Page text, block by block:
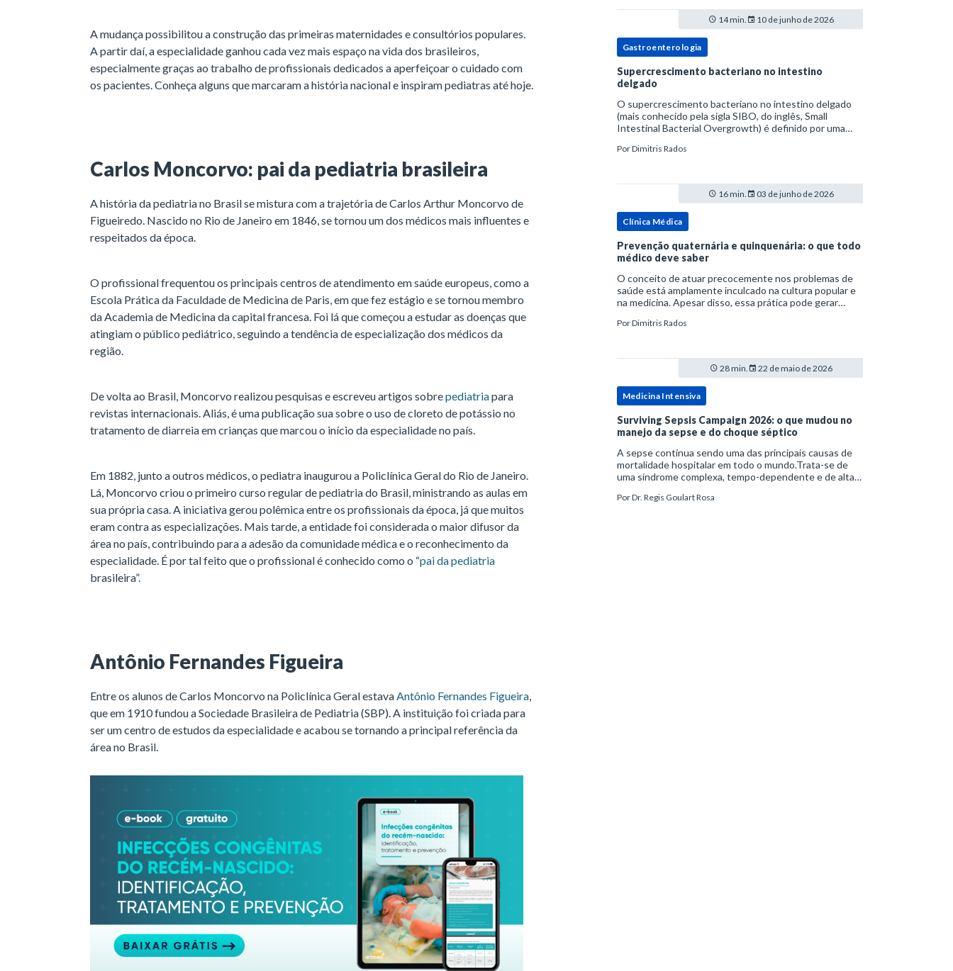
A mudança possibilitou a construção das primeiras maternidades e consultórios populares.
A partir daí, a especialidade ganhou cada vez mais espaço na vida dos brasileiros,
especialmente graças ao trabalho de profissionais dedicados a aperfeiçoar o cuidado com
os pacientes. Conheça alguns que marcaram a história nacional e inspiram pediatras até hoje.
Carlos Moncorvo: pai da pediatria brasileira
A história da pediatria no Brasil se mistura com a trajetória de Carlos Arthur Moncorvo de
Figueiredo. Nascido no Rio de Janeiro em 1846, se tornou um dos médicos mais influentes e
respeitados da época.
O profissional frequentou os principais centros de atendimento em saúde europeus, como a
Escola Prática da Faculdade de Medicina de Paris, em que fez estágio e se tornou membro
da Academia de Medicina da capital francesa. Foi lá que começou a estudar as doenças que
atingiam o público pediátrico, seguindo a tendência de especialização dos médicos da
região.
De volta ao Brasil, Moncorvo realizou pesquisas e escreveu artigos sobrepediatriapara
revistas internacionais. Aliás, é uma publicação sua sobre o uso de cloreto de potássio no
tratamento de diarreia em crianças que marcou o início da especialidade no país.
Em 1882, junto a outros médicos, o pediatra inaugurou a Policlínica Geral do Rio de Janeiro.
Lá, Moncorvo criou o primeiro curso regular de pediatria do Brasil, ministrando as aulas em
sua própria casa. A iniciativa gerou polêmica entre os profissionais da época, já que muitos
eram contra as especializações. Mais tarde, a entidade foi considerada o maior difusor da
área no país, contribuindo para a adesão da comunidade médica e o reconhecimento da
especialidade. É por tal feito que o profissional é conhecido como o “pai da pediatria
brasileira”.
Antônio Fernandes Figueira
Entre os alunos de Carlos Moncorvo na Policlínica Geral estavaAntônio Fernandes Figueira,
que em 1910 fundou a Sociedade Brasileira de Pediatria (SBP). A instituição foi criada para
ser um centro de estudos da especialidade e acabou se tornando a principal referência da
área no Brasil.
14 min. 10 de junho de 2026
Gastroenterologia
Supercrescimento bacteriano no intestino
delgado
O supercrescimento bacteriano no intestino delgado
(mais conhecido pela sigla SIBO, do inglês, Small
Intestinal Bacterial Overgrowth) é definido por uma
específica de disbiose do trato digestivo. P
PorDimitris Rados
16 min. 03 de junho de 2026
Clínica Médica
Prevenção quaternária e quinquenária: o que todo
médico deve saber
O conceito de atuar precocemente nos problemas de
saúde está amplamente inculcado na cultura popular e
na medicina. Apesar disso, essa prática pode gerar
tratamentos podem advir de prevenção excessiva
PorDimitris Rados
28 min. 22 de maio de 2026
Medicina Intensiva
Surviving Sepsis Campaign 2026: o que mudou no
manejo da sepse e do choque séptico
A sepse continua sendo uma das principais causas de
mortalidade hospitalar em todo o mundo.Trata-se de
uma síndrome complexa, tempo-dependente e de alta
manejo estruturado são determinantes para o desfe
PorDr. Regis Goulart Rosa